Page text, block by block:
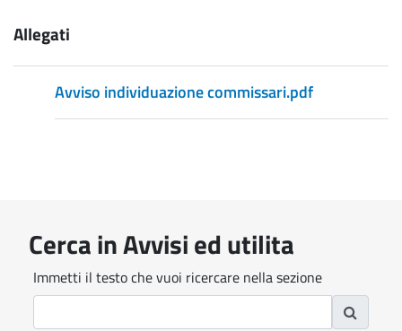
Allegati
Avviso individuazione commissari.pdf
Cerca in Avvisi ed utilita
Immetti il testo che vuoi ricercare nella sezione